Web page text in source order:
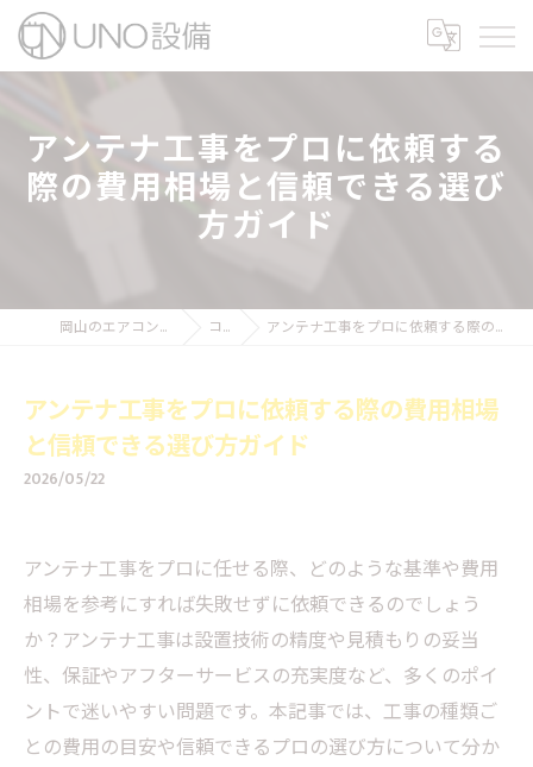
アンテナ工事をプロに依頼する
際の費用相場と信頼できる選び
方ガイド
岡山のエアコン工事ならUNO設備 コラム アンテナ工事をプロに依頼する際の費用相場と信頼できる選び方ガイド
アンテナ工事をプロに依頼する際の費用相場
と信頼できる選び方ガイド
2026/05/22
アンテナ工事をプロに任せる際、どのような基準や費用
相場を参考にすれば失敗せずに依頼できるのでしょう
か？アンテナ工事は設置技術の精度や見積もりの妥当
性、保証やアフターサービスの充実度など、多くのポイ
ントで迷いやすい問題です。本記事では、工事の種類ご
との費用の目安や信頼できるプロの選び方について分か